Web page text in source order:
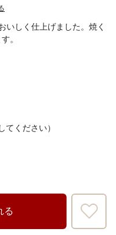
いしく仕上げました。焼く
。
ください）
る